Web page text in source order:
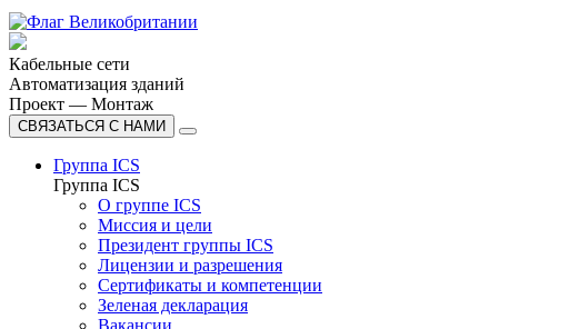
Кабельные сети
Автоматизация зданий
Проект — Монтаж
СВЯЗАТЬСЯ С НАМИ
Группа ICS
Группа ICS
О группе ICS
Миссия и цели
Президент группы ICS
Лицензии и разрешения
Сертификаты и компетенции
Зеленая декларация
Вакансии